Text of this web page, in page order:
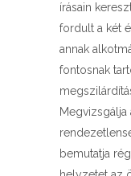
írásain
fordult a két
annak
fontosnak
bemutatja